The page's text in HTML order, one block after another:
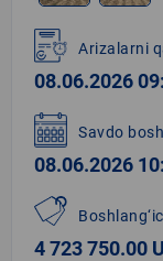
1
of
2
Arizalarni
08.06.2026
Savdo
08.06.2026
4 723 750.00